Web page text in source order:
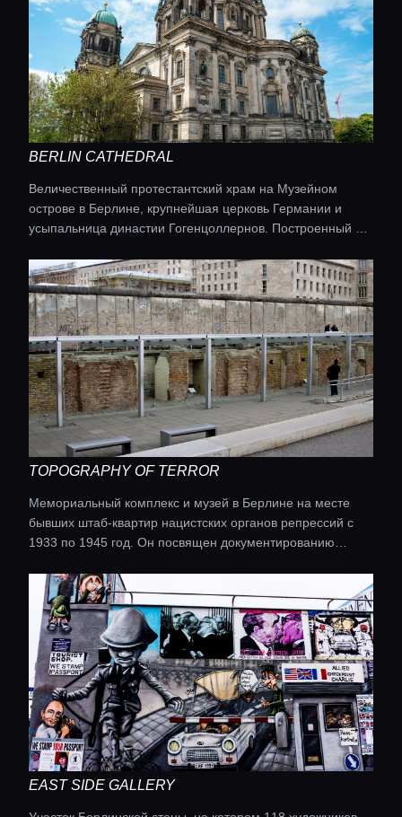
Главная
Локации
Гиды
Консьерж сервис
Lifestyle журнал
BERLIN CATHEDRAL
Величественный протестантский храм на Музейном
острове в Берлине, крупнейшая церковь Германии и
усыпальница династии Гогенцоллернов. Построенный в
историческим значением.
TOPOGRAPHY OF TERROR
Мемориальный комплекс и музей в Берлине на месте
бывших штаб-квартир нацистских органов репрессий с
1933 по 1945 год. Он посвящен документированию
сохраняет фрагмент Берлинской стены как символ
продолжения насилия после войны.
EAST SIDE GALLERY